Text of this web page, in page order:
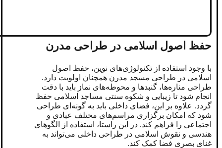
حفظ اصول اسلامی در طراحی مدرن
با وجود استفاده از تکنولوژی‌های نوین، حفظ اصول
اسلامی در طراحی مسجد مدرن همچنان اولویت دارد.
طراحی مناره‌ها، گنبدها و محوطه‌های نماز باید با دقت
انجام شود تا زیبایی و شکوه سنتی مساجد اسلامی حفظ
گردد. علاوه بر این، فضای داخلی باید به گونه‌ای طراحی
شود که امکان برگزاری مراسم‌های مختلف عبادی و
اجتماعی را فراهم کند. در این راستا، استفاده از الگوهای
هندسی و نقوش اسلامی در طراحی داخلی می‌تواند به
غنای بصری فضا کمک کند.